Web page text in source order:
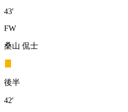
43'
FW
桑山 侃士
後半
42'